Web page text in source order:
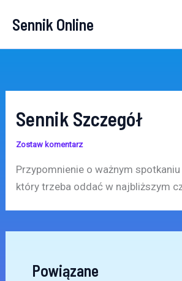
Sennik Online
Sennik Szczegół
Zostaw komentarz
Przypomnienie o ważnym
który trzeba oddać w najbliższym
Powiązane